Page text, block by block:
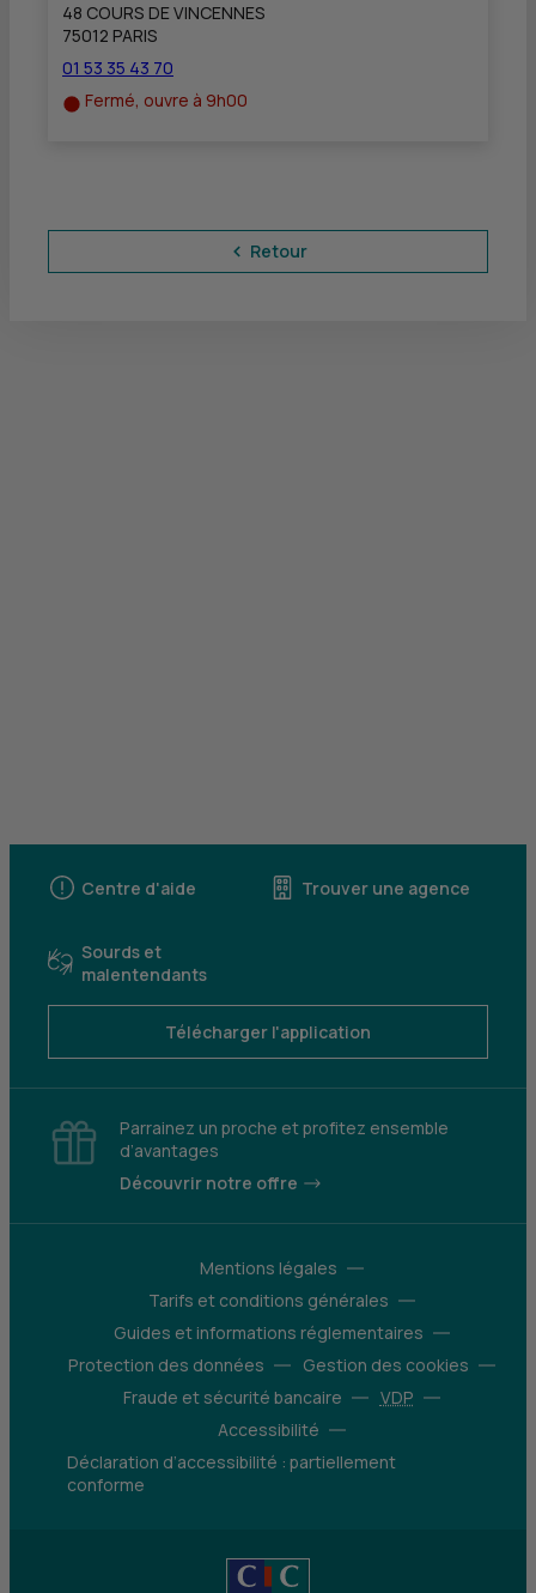
48 COURS DE VINCENNES
75012 PARIS
01 53 35 43 70
Fermé, ouvre à 9h00
Retour
Centre d'aide Trouver une agence
Sourds et
malentendants
Télécharger l'application
Parrainez un proche et profitez ensemble
d’avantages
Découvrir notre offre
Mentions légales
Tarifs et conditions générales
Guides et informations réglementaires
Protection des données
Gestion des cookies
Fraude et sécurité bancaire
VDP
Accessibilité
Déclaration d’accessibilité : partiellement
conforme